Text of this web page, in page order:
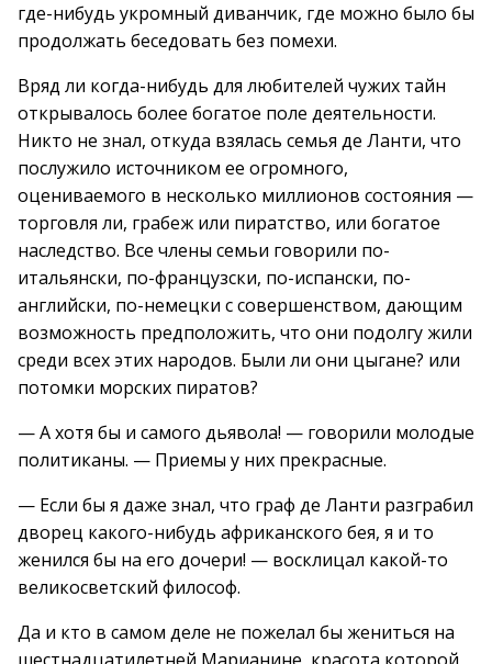
где-нибудь укромный диванчик, где можно было бы
продолжать беседовать без помехи.
Вряд ли когда-нибудь для любителей чужих тайн
открывалось более богатое поле деятельности.
Никто не знал, откуда взялась семья де Ланти, что
послужило источником ее огромного,
оцениваемого в несколько миллионов состояния —
торговля ли, грабеж или пиратство, или богатое
наследство. Все члены семьи говорили по-
итальянски, по-французски, по-испански, по-
английски, по-немецки с совершенством, дающим
возможность предположить, что они подолгу жили
среди всех этих народов. Были ли они цыгане? или
потомки морских пиратов?
— А хотя бы и самого дьявола! — говорили молодые
политиканы. — Приемы у них прекрасные.
— Если бы я даже знал, что граф де Ланти разграбил
дворец какого-нибудь африканского бея, я и то
женился бы на его дочери! — восклицал какой-то
великосветский философ.
Да и кто в самом деле не пожелал бы жениться на